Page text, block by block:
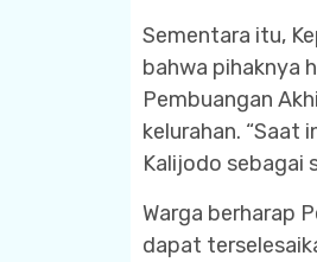
Sementara itu,
bahwa pihaknya
Pembuangan
kelurahan. “Saat
Kalijodo sebagai
Warga berharap
dapat